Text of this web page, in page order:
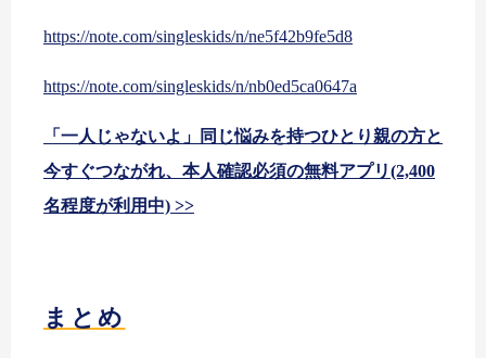
https://note.com/singleskids/n/ne5f42b9fe5d8
https://note.com/singleskids/n/nb0ed5ca0647a
「一人じゃないよ」同じ悩みを持つひとり親の方と
今すぐつながれ、本人確認必須の無料アプリ(2,400
名程度が利用中) >>
まとめ